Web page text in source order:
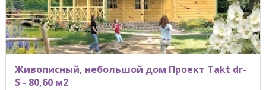
Живописный, небольшой дом Проект Takt dr-
S - 80,60 м2